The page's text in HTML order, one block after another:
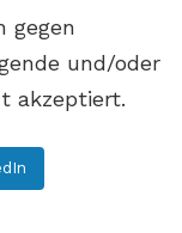
gegen
und/oder
akzeptiert.